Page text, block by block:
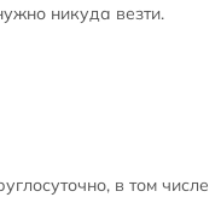
никуда везти.
в том числе